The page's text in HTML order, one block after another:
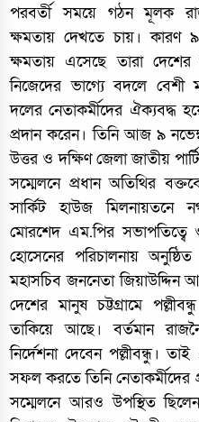
পরবর্তী সময়ে গঠন মূলক
ক্ষমতায় দেখতে চায়। কারণ
ক্ষমতায় এসেছে তারা দেশের
নিজেদের ভাগ্যে বদলে বেশী
দলের নেতাকর্মীদের ঐক্যবদ্ধ
প্রদান করেন। তিনি আজ ৯
উত্তর ও দক্ষিণ জেলা জাতীয়
সম্মেলনে প্রধান অতিথির
সার্কিট হাউজ মিলনায়তনে
মোরশেদ এম.পির
হোসেনের পরিচালনায়
মহাসচিব জননেতা জিয়াউদ্দিন
দেশের মানুষ চট্টগ্রামে
তাকিয়ে আছে। বর্তমান
নির্দেশনা দেবেন পল্লীবন্ধু।
সফল করতে তিনি নেতাকর্মীদের
সম্মেলনে আরও উপস্থিত